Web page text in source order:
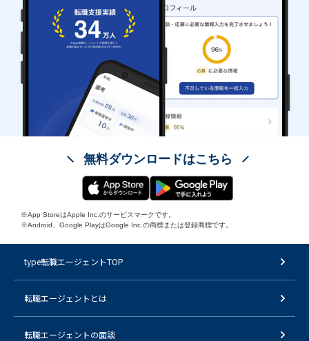
無料ダウンロードはこちら
※App StoreはApple Inc.のサービスマークです。
※Android、Google PlayはGoogle Inc.の商標または登録商標です。
type転職エージェントTOP
転職エージェントとは
転職エージェントの面談